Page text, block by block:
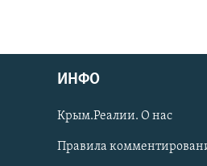
ИНФО
Крым.Реалии. О нас
Правила